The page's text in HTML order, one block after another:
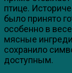
птице.
было принято
особенно в
мясные
сохранило
доступным.